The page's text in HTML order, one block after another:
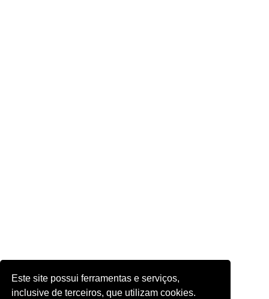
Este site possui ferramentas e serviços,
inclusive de terceiros, que utilizam cookies.